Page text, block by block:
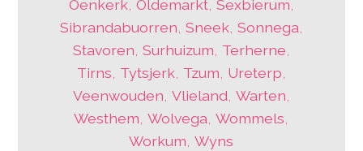
Oenkerk, Oldemarkt, Sexbierum,
Sibrandabuorren, Sneek, Sonnega,
Stavoren, Surhuizum, Terherne,
Tirns, Tytsjerk, Tzum, Ureterp,
Veenwouden, Vlieland, Warten,
Westhem,Wolvega,Wommels,
Workum,Wyns